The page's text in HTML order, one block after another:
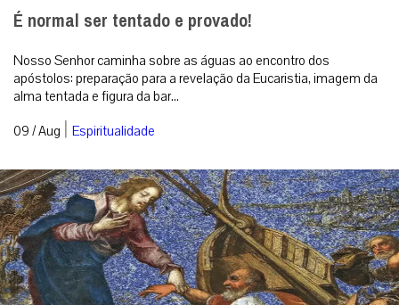
É normal ser tentado e provado!
Nosso Senhor caminha sobre as águas ao encontro dos
apóstolos: preparação para a revelação da Eucaristia, imagem da
alma tentada e figura da bar...
09 / Aug | Espiritualidade